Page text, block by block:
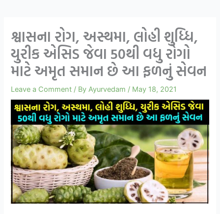
શ્વાસના રોગ, અસ્થમા, લોહી શુધ્ધિ,
યુરીક એસિડ જેવા 50થી વધુ રોગો
માટે અમૃત સમાન છે આ ફળનું સેવન
Leave a Comment / ByAyurvedam / May 18, 2021